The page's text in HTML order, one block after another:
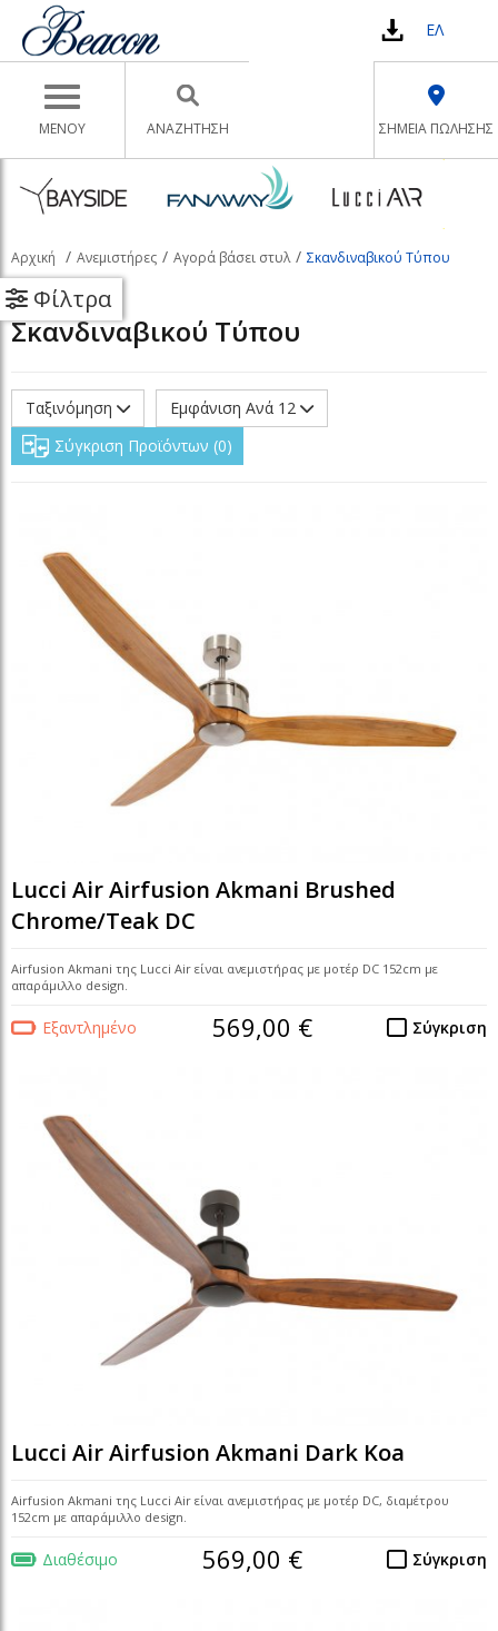
Toggle navigation
ΜΕΝΟΥ
ΕΛ
ΣΗΜΕΙΑ ΠΩΛΗΣΗΣ
ΑΝΑΖΉΤΗΣΗ
Αρχική Ανεμιστήρες Αγορά βάσει στυλ Σκανδιναβικού Τύπου
Φίλτρα
Σκανδιναβικού Τύπου
Ταξινόμηση
Εμφάνιση Ανά 12
Σύγκριση Προϊόντων 0
Lucci Air Airfusion Akmani Brushed
Chrome/Teak DC
Airfusion Akmani της Lucci Air είναι ανεμιστήρας με μοτέρ DC 152cm με
απαράμιλλο design.
Εξαντλημένο Σύγκριση
569,00 €
Lucci Air Airfusion Akmani Dark Koa
Airfusion Akmani της Lucci Air είναι ανεμιστήρας με μοτέρ DC, διαμέτρου
152cm με απαράμιλλο design.
Διαθέσιμο Σύγκριση
569,00 €